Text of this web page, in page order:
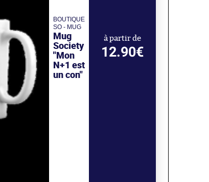
BOUTIQUE
SO - MUG
Mug
Society
"Mon
N+1 est
un con"
à partir de
12.90€